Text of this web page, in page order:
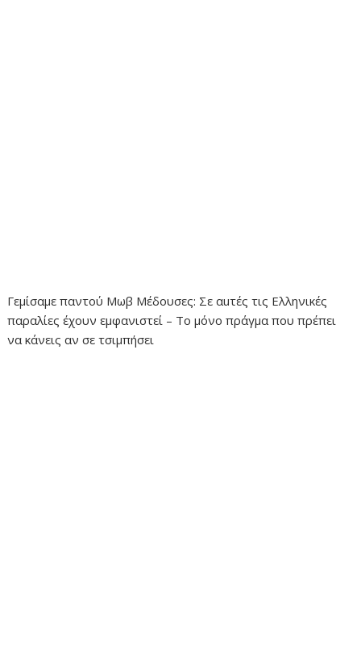
Γεμίσαμε παντού Μωβ Μέδουσες: Σε αuτές τις Ελληνικές
παραλίες έχουν εμφανιστεί – Το μόνο πράγμα που πρέπει
να κάνεις αν σε τσιμπήσει